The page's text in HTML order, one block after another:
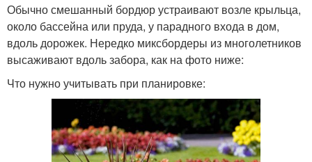
Обычно смешанный бордюр устраивают возле крыльца,
около бассейна или пруда, у парадного входа в дом,
вдоль дорожек. Нередко миксбордеры из многолетников
высаживают вдоль забора, как на фото ниже:
Что нужно учитывать при планировке: